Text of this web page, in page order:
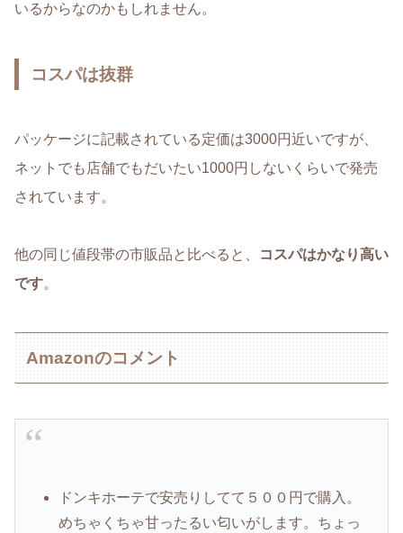
いるからなのかもしれません。
コスパは抜群
パッケージに記載されている定価は3000円近いですが、
ネットでも店舗でもだいたい1000円しないくらいで発売
されています。
他の同じ値段帯の市販品と比べると、
コスパはかなり高い
です。
Amazonのコメント
ドンキホーテで安売りしてて５００円で購入。
めちゃくちゃ甘ったるい匂いがします。ちょっ